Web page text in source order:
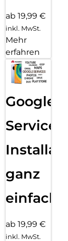
ab 19,99 €
inkl. MwSt.
Mehr
erfahren
Google
Services
ganz
einfach
ab 19,99 €
inkl. MwSt.